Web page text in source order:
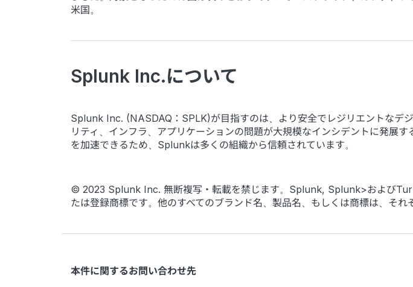
米国。
Splunk Inc.について
Splunk Inc. (NASDAQ：SPLK)が目指すのは、より安全でレジリエントなデ
リティ、インフラ、アプリケーションの問題が大規模なインシデントに発展
を加速できるため、Splunkは多くの組織から信頼されています。
© 2023 Splunk Inc. 無断複写・転載を禁じます。Splunk, Splunk>および
たは登録商標です。他のすべてのブランド名、製品名、もしくは商標は、それ
本件に関するお問い合わせ先